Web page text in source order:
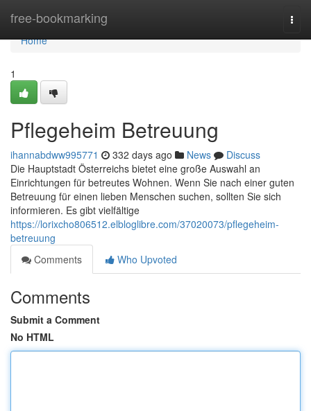
free-bookmarking
Home
Home
1
Pflegeheim Betreuung
ihannabdww995771 332 days ago News
Discuss
Die Hauptstadt Österreichs bietet eine große Auswahl an
Einrichtungen für betreutes Wohnen. Wenn Sie nach einer guten
Betreuung für einen lieben Menschen suchen, sollten Sie sich
informieren. Es gibt vielfältige
https://lorixcho806512.elbloglibre.com/37020073/pflegeheim-
betreuung
Comments
Who Upvoted
Comments
Submit a Comment
No HTML